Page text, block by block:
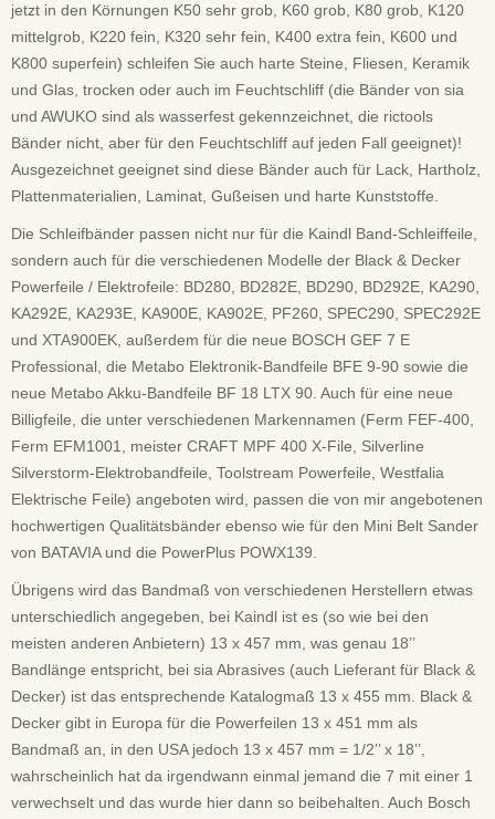
jetzt in den Körnungen K50 sehr grob, K60 grob, K80 grob, K120
mittelgrob, K220 fein, K320 sehr fein, K400 extra fein, K600 und
K800 superfein) schleifen Sie auch harte Steine, Fliesen, Keramik
und Glas, trocken oder auch im Feuchtschliff (die Bänder von sia
und AWUKO sind als wasserfest gekennzeichnet, die rictools
Bänder nicht, aber für den Feuchtschliff auf jeden Fall geeignet)!
Ausgezeichnet geeignet sind diese Bänder auch für Lack, Hartholz,
Plattenmaterialien, Laminat, Gußeisen und harte Kunststoffe.
Die Schleifbänder passen nicht nur für die Kaindl Band-Schleiffeile,
sondern auch für die verschiedenen Modelle der Black & Decker
Powerfeile / Elektrofeile: BD280, BD282E, BD290, BD292E, KA290,
KA292E, KA293E, KA900E, KA902E, PF260, SPEC290, SPEC292E
und XTA900EK, außerdem für die neue BOSCH GEF 7 E
Professional, die Metabo Elektronik-Bandfeile BFE 9-90 sowie die
neue Metabo Akku-Bandfeile BF 18 LTX 90. Auch für eine neue
Billigfeile, die unter verschiedenen Markennamen (Ferm FEF-400,
Ferm EFM1001, meister CRAFT MPF 400 X-File, Silverline
Silverstorm-Elektrobandfeile, Toolstream Powerfeile, Westfalia
Elektrische Feile) angeboten wird, passen die von mir angebotenen
hochwertigen Qualitätsbänder ebenso wie für den Mini Belt Sander
von BATAVIA und die PowerPlus POWX139.
Übrigens wird das Bandmaß von verschiedenen Herstellern etwas
unterschiedlich angegeben, bei Kaindl ist es (so wie bei den
meisten anderen Anbietern) 13 x 457 mm, was genau 18’’
Bandlänge entspricht, bei sia Abrasives (auch Lieferant für Black &
Decker) ist das entsprechende Katalogmaß 13 x 455 mm. Black &
Decker gibt in Europa für die Powerfeilen 13 x 451 mm als
Bandmaß an, in den USA jedoch 13 x 457 mm = 1/2’’ x 18’’,
wahrscheinlich hat da irgendwann einmal jemand die 7 mit einer 1
verwechselt und das wurde hier dann so beibehalten. Auch Bosch